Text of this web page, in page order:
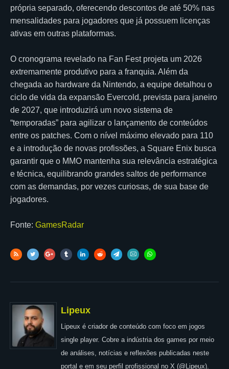
própria separado, oferecendo descontos de até 50% nas
mensalidades para jogadores que já possuem licenças
ativas em outras plataformas.
O cronograma revelado na Fan Fest projeta um 2026
extremamente produtivo para a franquia. Além da
chegada ao hardware da Nintendo, a equipe detalhou o
ciclo de vida da expansão Evercold, prevista para janeiro
de 2027, que introduzirá um novo sistema de
“temporadas” para agilizar o lançamento de conteúdos
entre os patches. Com o nível máximo elevado para 110
e a introdução de novas profissões, a Square Enix busca
garantir que o MMO mantenha sua relevância estratégica
e técnica, equilibrando grandes saltos de performance
com as demandas, por vezes curiosas, de sua base de
jogadores.
Fonte: GamesRadar
Lipeux
Lipeux é criador de conteúdo com foco em jogos
single player. Cobre a indústria dos games por meio
de análises, notícias e reflexões publicadas neste
portal e em seu perfil profissional no X (@Lipeux).